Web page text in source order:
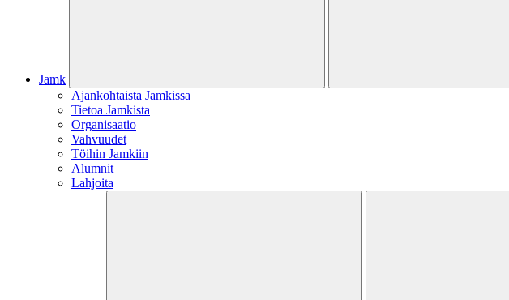
Jamk
Ajankohtaista Jamkissa
Tietoa Jamkista
Organisaatio
Vahvuudet
Töihin Jamkiin
Alumnit
Lahjoita